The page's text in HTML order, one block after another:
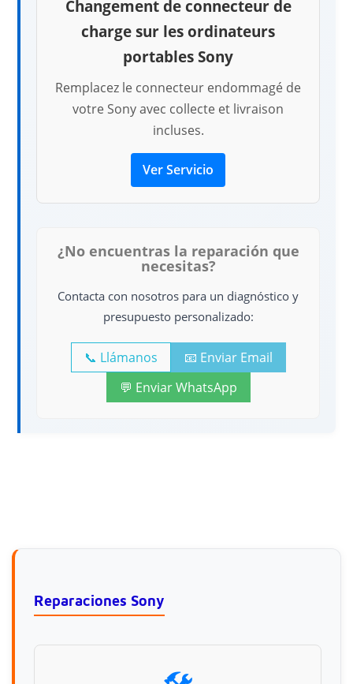
Changement de connecteur de
charge sur les ordinateurs
portables Sony
Remplacez le connecteur endommagé de
votre Sony avec collecte et livraison
incluses.
Ver Servicio
¿No encuentras la reparación que
necesitas?
Contacta con nosotros para un diagnóstico y
presupuesto personalizado:
📞 Llámanos
📧 Enviar Email
💬 Enviar WhatsApp
Reparaciones Sony